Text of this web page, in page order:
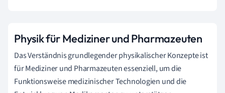
Physik für Mediziner und Pharmazeuten
Das Verständnis grundlegender physikalischer Konzepte ist
für Mediziner und Pharmazeuten essenziell, um die
Funktionsweise medizinischer Technologien und die